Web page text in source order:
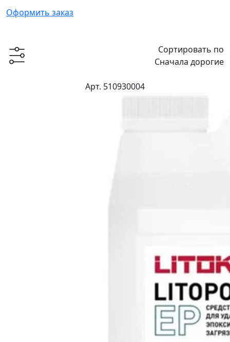
Оформить заказ
Сортировать по
Сначала дорогие
Арт. 510930004